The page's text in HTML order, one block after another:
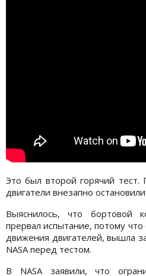
Это был второй горячий
двигатели внезапно
Выяснилось, что бортовой
прервал испытание, потому
движения двигателей, вышла
NASA перед тестом.
В NASA заявили, что